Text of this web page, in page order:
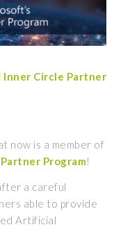
Inner Circle Partner
now is a member of
Program!
a careful
able to provide
Artificial